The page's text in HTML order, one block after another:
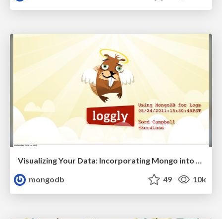
Visualizing Your Data: Incorporating Mongo into Loggly Infrastructure
mongodb
49 10k